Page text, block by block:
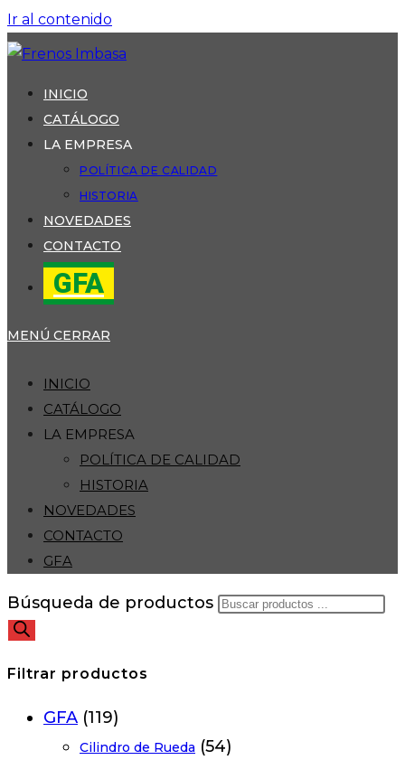
Ir al contenido
INICIO
CATÁLOGO
LA EMPRESA
POLÍTICA DE CALIDAD
HISTORIA
NOVEDADES
CONTACTO
GFA
MENÚ CERRAR
INICIO
CATÁLOGO
LA EMPRESA
POLÍTICA DE CALIDAD
HISTORIA
NOVEDADES
CONTACTO
GFA
Búsqueda de productos
Filtrar productos
GFA (119)
Cilindro de Rueda (54)